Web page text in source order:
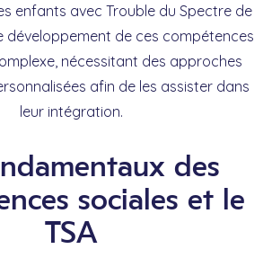
enfants avec Trouble du Spectre de
développement de ces compétences
nécessitant des approches
afin de les assister dans
leur intégration.
des
sociales et le
TSA